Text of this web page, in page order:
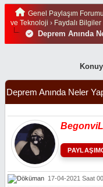
Genel Paylaşım
ve Teknoloji › Faydalı Bilgiler
Deprem Anında
Deprem Anında Neler
BegonviL
17-04-2021 Saat